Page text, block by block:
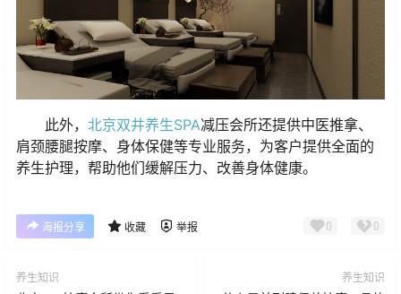
此外， 北京双井养生SPA减压会所还提供中医推拿、
肩颈腰腿按摩、身体保健等专业服务，为客户提供全面的
养生护理，帮助他们缓解压力、改善身体健康。
海报分享 收藏 举报 0 0
养生知识 养生知识